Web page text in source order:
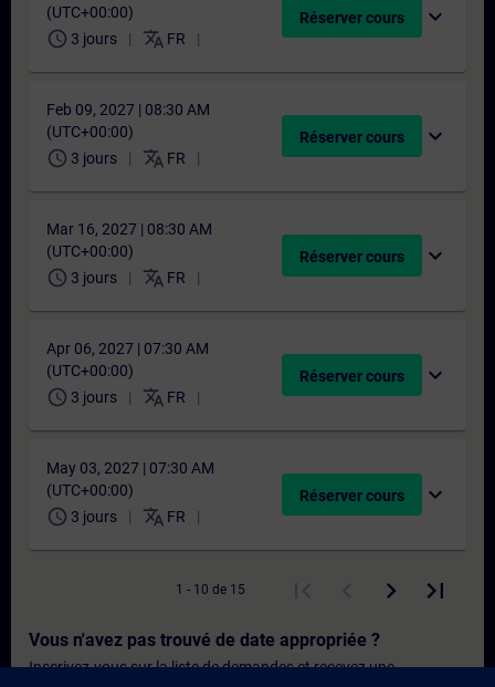
(UTC+00:00)
schedule 3 jours translate FR
Réserver cours expand_more
Feb 09, 2027 | 08:30 AM
(UTC+00:00)
schedule 3 jours translate FR
Réserver cours expand_more
Mar 16, 2027 | 08:30 AM
(UTC+00:00)
schedule 3 jours translate FR
Réserver cours expand_more
Apr 06, 2027 | 07:30 AM
(UTC+00:00)
schedule 3 jours translate FR
Réserver cours expand_more
May 03, 2027 | 07:30 AM
(UTC+00:00)
schedule 3 jours translate FR
Réserver cours expand_more
1 - 10 de 15
Vous n'avez pas trouvé de date appropriée ?
Inscrivez-vous sur la liste de demandes et recevez une